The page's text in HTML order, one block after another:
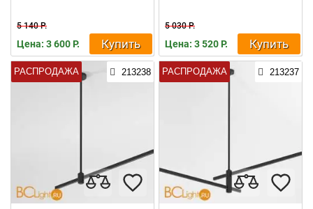
5 140 Р.
Цена: 3 600 Р. Купить
5 030 Р.
Цена: 3 520 Р. Купить
РАСПРОДАЖА 213238 РАСПРОДАЖА 213237